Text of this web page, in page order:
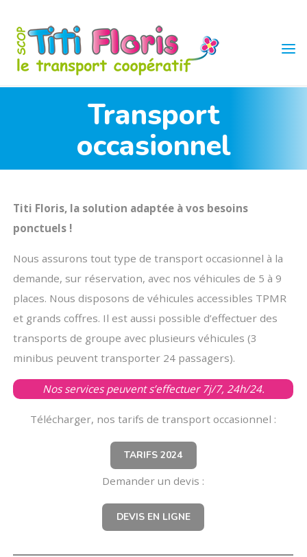
content
TITI
FLORISTransport
occasionnel
Titi Floris, la solution adaptée à vos besoins
ponctuels !
Nous assurons tout type de transport occasionnel à la
demande, sur réservation, avec nos véhicules de 5 à 9
places. Nous disposons de véhicules accessibles TPMR
et grands coffres. Il est aussi possible d’effectuer des
transports de groupe avec plusieurs véhicules (3
minibus peuvent transporter 24 passagers).
Nos services peuvent s’effectuer 7j/7, 24h/24.
Télécharger, nos tarifs de transport occasionnel :
TARIFS 2024
Demander un devis :
DEVIS EN LIGNE